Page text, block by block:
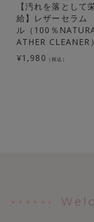
【汚れを落として
給】レザーセラム
ル（100％
ATHER CLEANER）
¥1,980 （税込）